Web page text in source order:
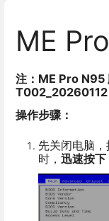
ME
注：ME Pro N95
T002_20260112
操作步骤：
先关闭电脑
时， 迅速按